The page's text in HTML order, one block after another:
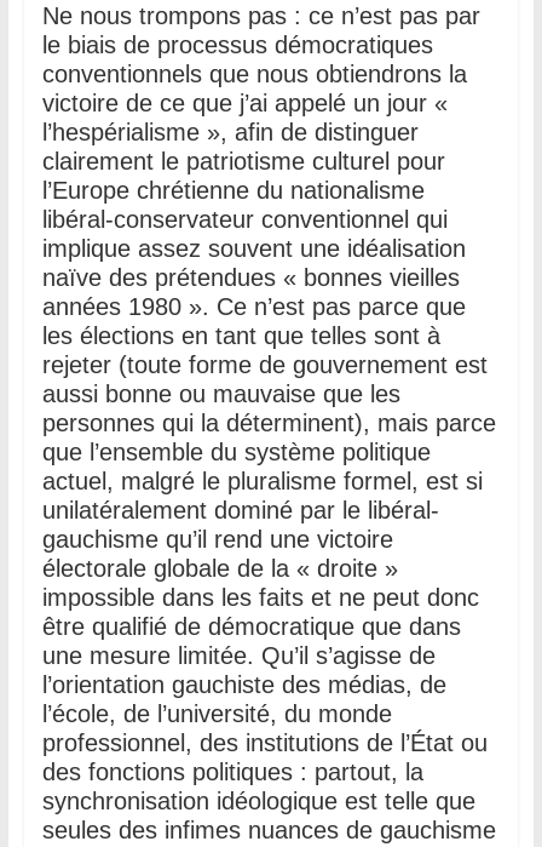
Ne nous trompons pas : ce n’est pas par
le biais de processus démocratiques
conventionnels que nous obtiendrons la
victoire de ce que j’ai appelé un jour «
l’hespérialisme », afin de distinguer
clairement le patriotisme culturel pour
l’Europe chrétienne du nationalisme
libéral-conservateur conventionnel qui
implique assez souvent une idéalisation
naïve des prétendues « bonnes vieilles
années 1980 ». Ce n’est pas parce que
les élections en tant que telles sont à
rejeter (toute forme de gouvernement est
aussi bonne ou mauvaise que les
personnes qui la déterminent), mais parce
que l’ensemble du système politique
actuel, malgré le pluralisme formel, est si
unilatéralement dominé par le libéral-
gauchisme qu’il rend une victoire
électorale globale de la « droite »
impossible dans les faits et ne peut donc
être qualifié de démocratique que dans
une mesure limitée. Qu’il s’agisse de
l’orientation gauchiste des médias, de
l’école, de l’université, du monde
professionnel, des institutions de l’État ou
des fonctions politiques : partout, la
synchronisation idéologique est telle que
seules des infimes nuances de gauchisme